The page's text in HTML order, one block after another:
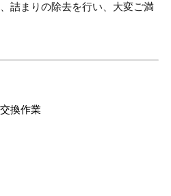
詰まりの除去を行い、大変ご満
換作業